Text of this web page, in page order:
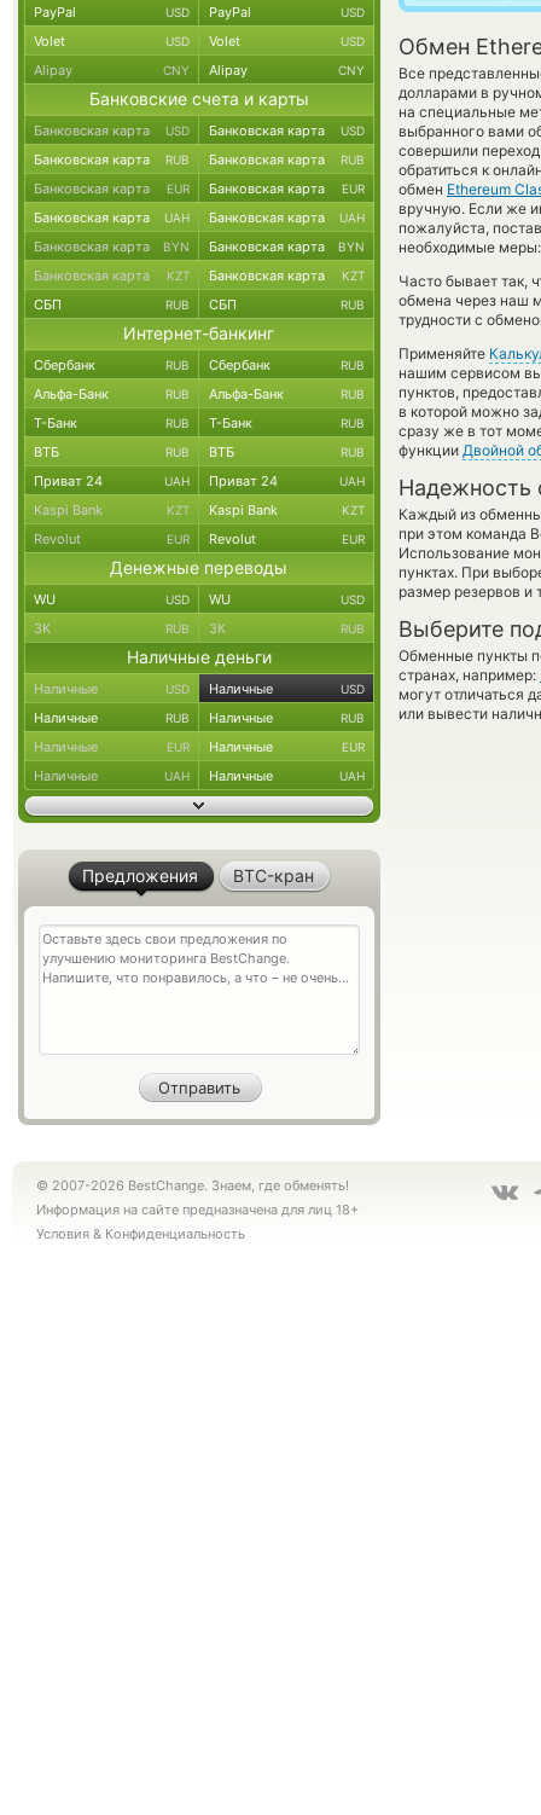
Обмен
Все
долларами в
на специальные
выбранного вами
совершили
обратиться к
обмен Ethereum
вручную. Если же
пожалуйста,
необходимые
Часто бывает так,
обмена через наш
трудности с
Применяйте
нашим сервисом
пунктов,
в которой можно
сразу же в тот
функции Двойной
Надежность
Каждый из
при этом команда
Использование
пунктах. При
размер резервов и
Выберите
Обменные пункты
странах, например:
могут отличаться
или вывести
PayPal USD PayPal USD
Volet USD Volet USD
Alipay CNY Alipay CNY
Банковские счета и карты
Банковская карта USD Банковская карта USD
Банковская карта RUB Банковская карта RUB
Банковская карта EUR Банковская карта EUR
Банковская карта UAH Банковская карта UAH
Банковская карта BYN Банковская карта BYN
Банковская карта KZT Банковская карта KZT
СБП RUB СБП RUB
Интернет-банкинг
Сбербанк RUB Сбербанк RUB
Альфа-Банк RUB Альфа-Банк RUB
Т-Банк RUB Т-Банк RUB
ВТБ RUB ВТБ RUB
Приват 24 UAH Приват 24 UAH
Kaspi Bank KZT Kaspi Bank KZT
Revolut EUR Revolut EUR
Денежные переводы
WU USD WU USD
ЗК RUB ЗК RUB
Наличные деньги
Наличные USD Наличные USD
Наличные RUB Наличные RUB
Наличные EUR Наличные EUR
Наличные UAH Наличные UAH
Предложения BTC-кран
© 2007-2026 BestChange. Знаем, где обменять!
Информация на сайте предназначена для лиц 18+
Условия & Конфиденциальность